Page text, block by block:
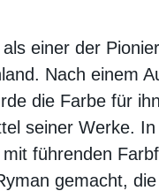
einer der
Nach einem
die Farbe für
seiner Werke. In
führenden
gemacht,